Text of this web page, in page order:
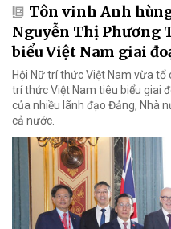
Tôn vinh Anh
Nguyễn Thị Phương
biểu Việt Nam giai
Hội Nữ trí thức Việt Nam vừa
trí thức Việt Nam tiêu biểu giai
của nhiều lãnh đạo Đảng, Nhà
cả nước.